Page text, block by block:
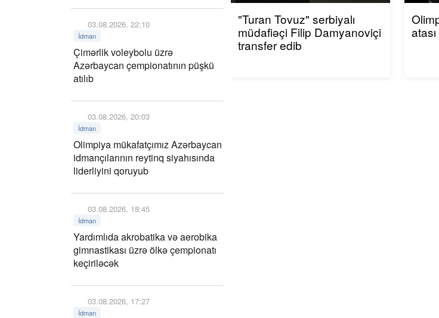
03.08.2026, 22:10
İdman
Çimərlik voleybolu üzrə
Azərbaycan çempionatının püşkü
atılıb
03.08.2026, 20:03
İdman
Olimpiya mükafatçımız Azərbaycan
idmançılarının reytinq siyahısında
liderliyini qoruyub
03.08.2026, 18:45
İdman
Yardımlıda akrobatika və aerobika
gimnastikası üzrə ölkə çempionatı
keçiriləcək
03.08.2026, 17:27
İdman
"Turan Tovuz" serbiyalı
müdafiəçi Filip Damyanoviçi
transfer edib